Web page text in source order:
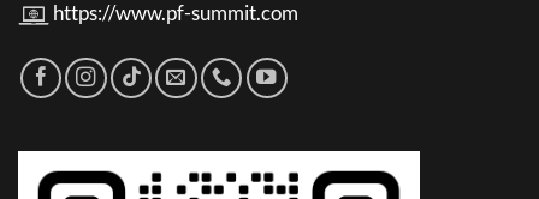
https://www.pf-summit.com